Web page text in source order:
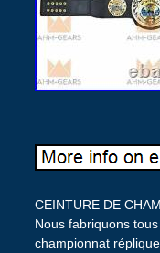
CEINTURE DE
Nous fabriquons
championnat